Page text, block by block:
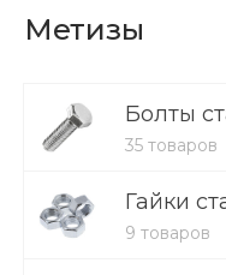
Метизы
Болты
35 товаров
Гайки
9 товаров